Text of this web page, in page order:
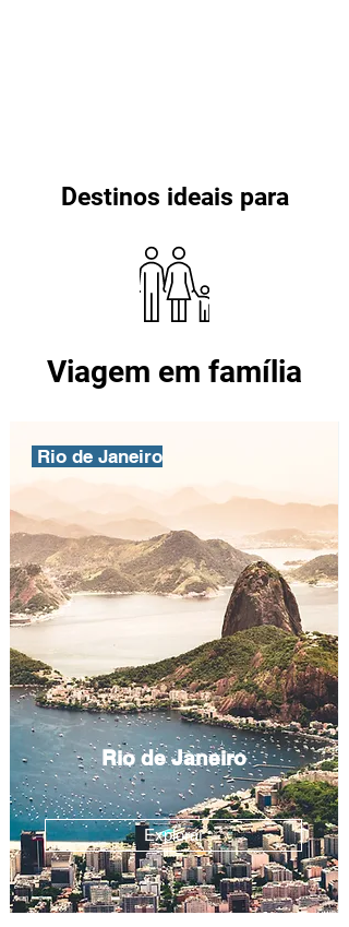
Destinos ideais para
Viagem em família
Rio de Janeiro
Rio de Janeiro
Explorar